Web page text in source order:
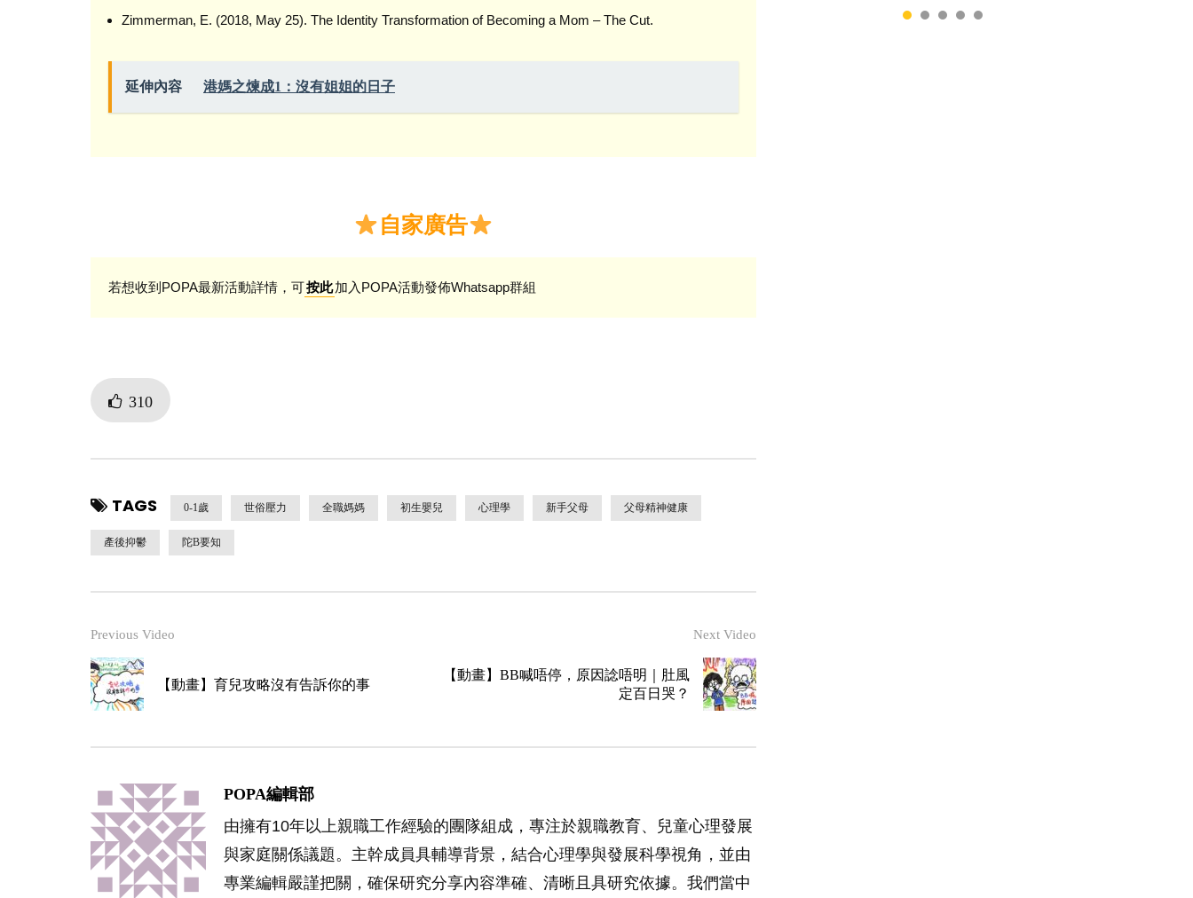
Zimmerman, E. (2018, May 25). The Identity Transformation of Becoming a Mom – The Cut.
延伸內容 港媽之煉成1：沒有姐姐的日子
自家廣告
若想收到POPA最新活動詳情，可按此加入POPA活動發佈Whatsapp群組
310
TAGS 0-1歲 世俗壓力 全職媽媽 初生嬰兒 心理學 新手父母 父母精神健康
產後抑鬱 陀B要知
Previous Video
【動畫】育兒攻略沒有告訴你的事
Next Video
【動畫】BB喊唔停，原因諗唔明｜肚風
定百日哭？
POPA編輯部
由擁有10年以上親職工作經驗的團隊組成，專注於親職教育、兒童心理發展
與家庭關係議題。主幹成員具輔導背景，結合心理學與發展科學視角，並由
專業編輯嚴謹把關，確保研究分享內容準確、清晰且具研究依據。我們當中